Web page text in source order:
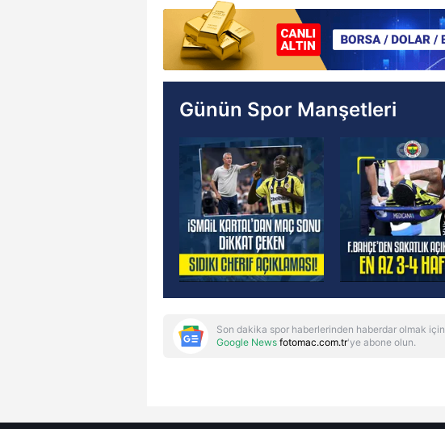
Günün Spor Manşetleri
Son dakika spor haberlerinden haberdar olmak için
Google News fotomac.com.tr'ye abone olun.